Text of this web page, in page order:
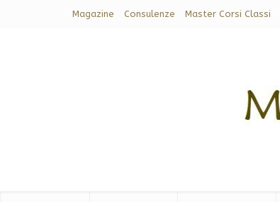
Magazine Consulenze Master Corsi Classi